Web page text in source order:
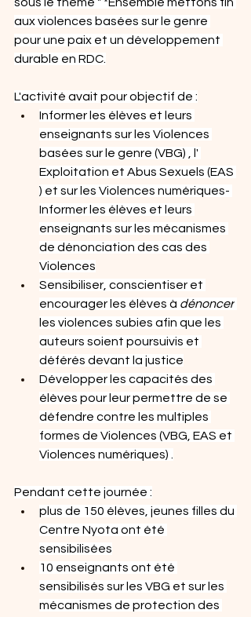
aux violences basées sur le genre
pour une paix et un développement
durable en RDC.
L'activité avait pour objectif de :
Informer les élèves et leurs
enseignants sur les Violences
basées sur le genre (VBG) , l'
Exploitation et Abus Sexuels (EAS
) et sur les Violences numériques-
Informer les élèves et leurs
enseignants sur les mécanismes
de dénonciation des cas des
Violences
Sensibiliser, conscientiser et
encourager les élèves à dénoncer
les violences subies afin que les
auteurs soient poursuivis et
déférés devant la justice
Développer les capacités des
élèves pour leur permettre de se
défendre contre les multiples
formes de Violences (VBG, EAS et
Violences numériques) .
Pendant cette journée :
plus de 150 élèves, jeunes filles du
Centre Nyota ont été
sensibilisées
10 enseignants ont été
sensibilisés sur les VBG et sur les
mécanismes de protection des